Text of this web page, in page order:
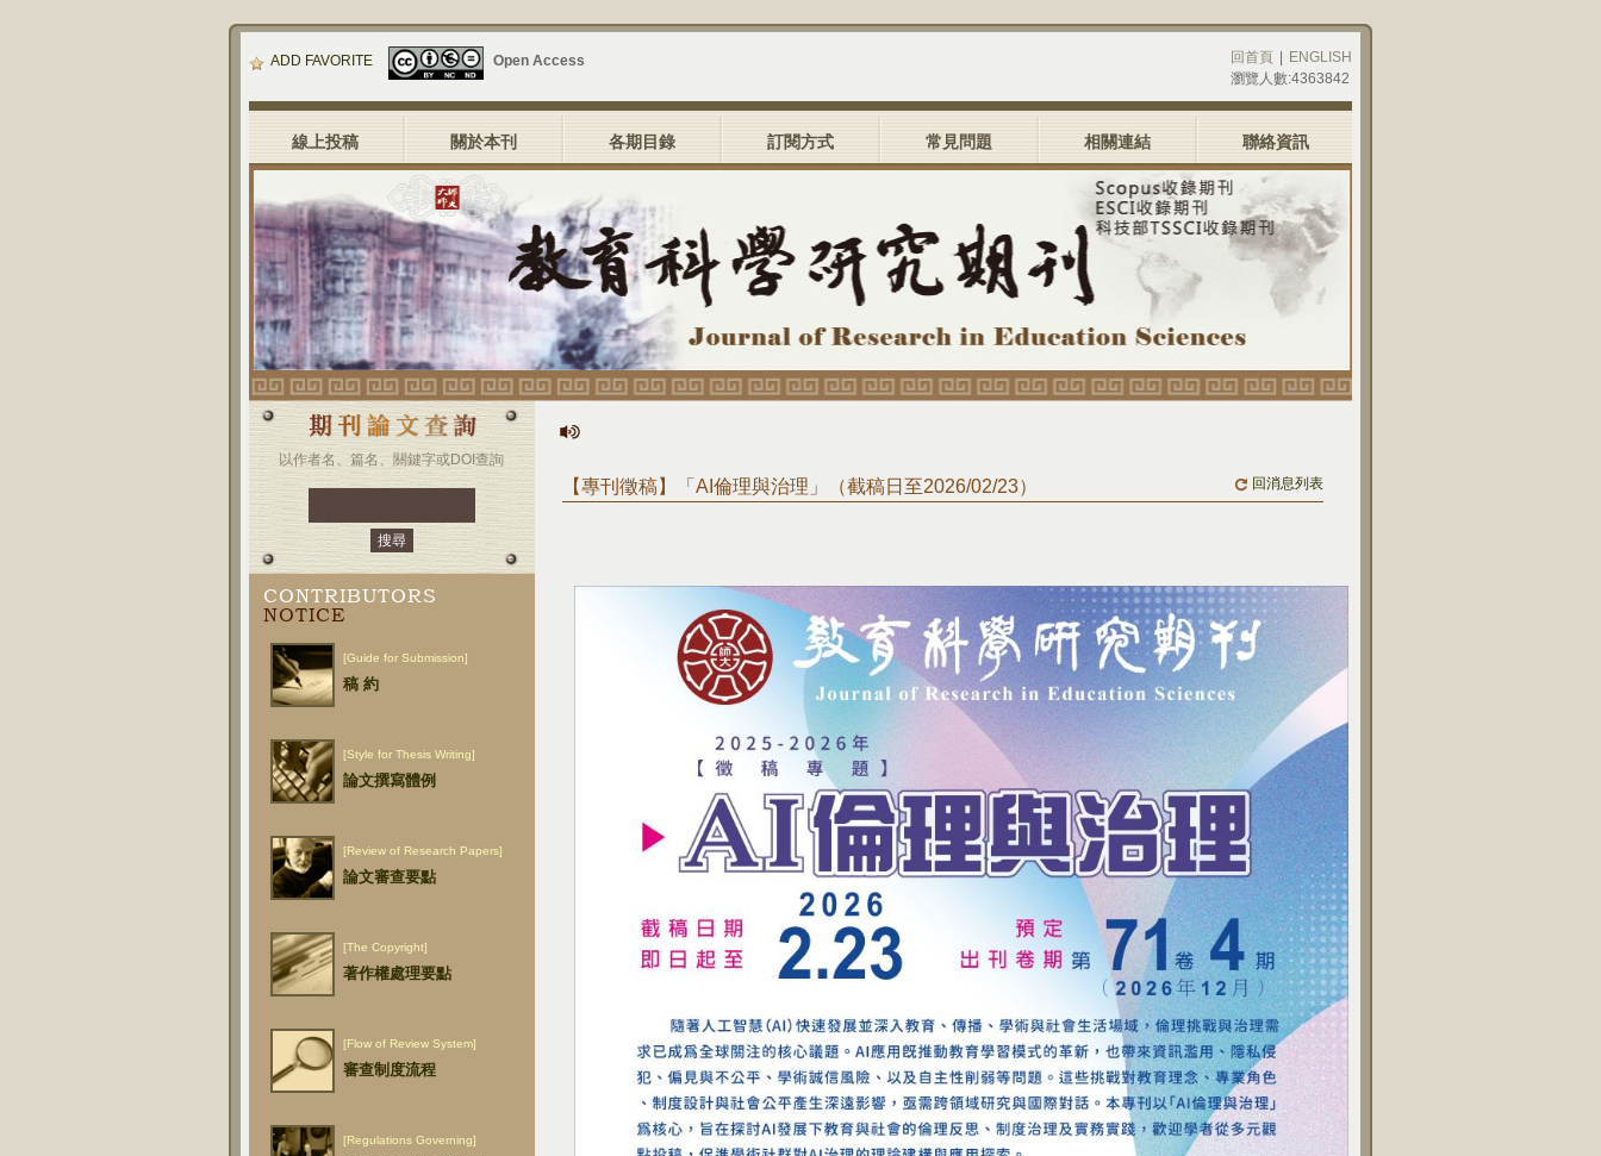
ADD FAVORITE Open Access 回首頁
ENGLISH
瀏覽人數:4363842
線上投稿 關於本刊 各期目錄 訂閱方式 常見問題 相關連結 聯絡資訊
以作者名、篇名、關鍵字或DOI查詢
CONTRIBUTORS
NOTICE
[Guide for Submission]
稿 約
[Style for Thesis Writing]
論文撰寫體例
[Review of Research Papers]
論文審查要點
[The Copyright]
著作權處理要點
[Flow of Review System]
審查制度流程
[Regulations Governing]
【專刊徵稿】「AI倫理與治理」（截稿日至2026/02/23） 回消息列表